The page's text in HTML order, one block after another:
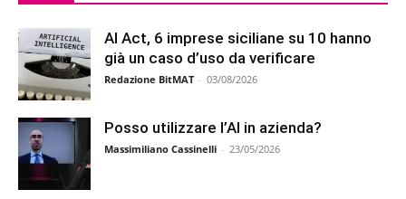
AI Act, 6 imprese siciliane su 10 hanno
già un caso d’uso da verificare
Redazione BitMAT - 03/08/2026
Posso utilizzare l’AI in azienda?
Massimiliano Cassinelli - 23/05/2026